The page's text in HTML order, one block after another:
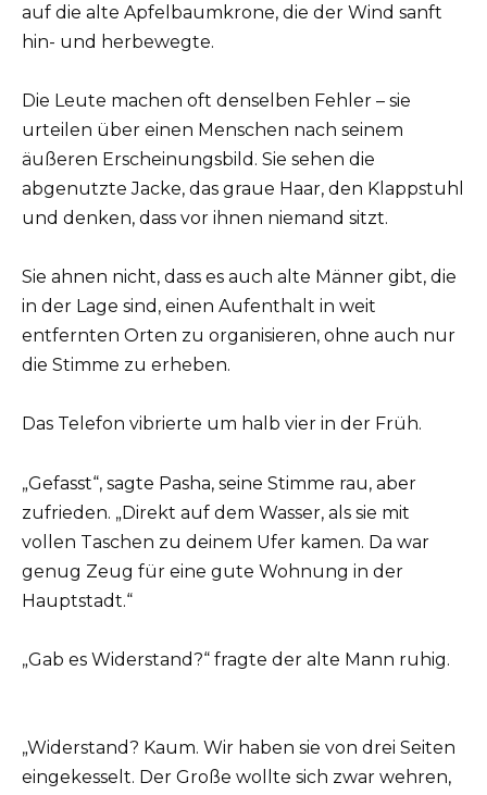
auf die alte Apfelbaumkrone, die der Wind sanft
hin- und herbewegte.
Die Leute machen oft denselben Fehler – sie
urteilen über einen Menschen nach seinem
äußeren Erscheinungsbild. Sie sehen die
abgenutzte Jacke, das graue Haar, den Klappstuhl
und denken, dass vor ihnen niemand sitzt.
Sie ahnen nicht, dass es auch alte Männer gibt, die
in der Lage sind, einen Aufenthalt in weit
entfernten Orten zu organisieren, ohne auch nur
die Stimme zu erheben.
Das Telefon vibrierte um halb vier in der Früh.
„Gefasst“, sagte Pasha, seine Stimme rau, aber
zufrieden. „Direkt auf dem Wasser, als sie mit
vollen Taschen zu deinem Ufer kamen. Da war
genug Zeug für eine gute Wohnung in der
Hauptstadt.“
„Gab es Widerstand?“ fragte der alte Mann ruhig.
„Widerstand? Kaum. Wir haben sie von drei Seiten
eingekesselt. Der Große wollte sich zwar wehren,